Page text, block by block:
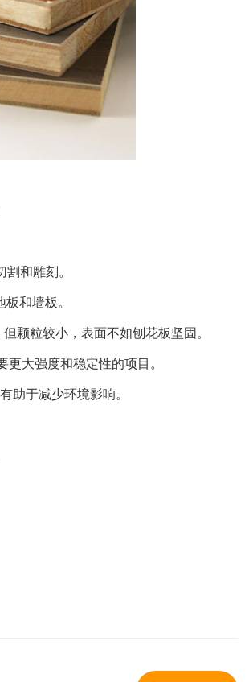
和雕刻。
和墙板。
颗粒较小，表面不如刨花板坚固。
大强度和稳定性的项目。
助于减少环境影响。